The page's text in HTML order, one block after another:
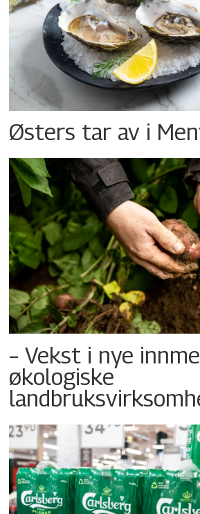
Østers tar av i
– Vekst i nye
økologiske